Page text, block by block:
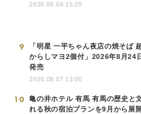
2026.08.04 15:25
9
「明星 一平ちゃん夜店の焼そば
からしマヨ2個付」2026年8月24
発売
2026.08.07 13:00
10
亀の井ホテル 有馬 有馬の歴史と
れる秋の宿泊プランを9月から展開